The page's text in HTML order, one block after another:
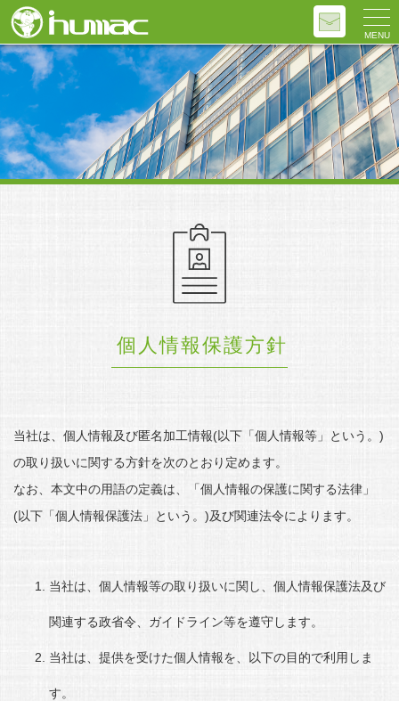
個人情報保護方針
当社は、個人情報及び匿名加工情報(以下「個人情報等」という。)
の取り扱いに関する方針を次のとおり定めます。
なお、本文中の用語の定義は、「個人情報の保護に関する法律」
(以下「個人情報保護法」という。)及び関連法令によります。
当社は、個人情報等の取り扱いに関し、個人情報保護法及び
関連する政省令、ガイドライン等を遵守します。
当社は、提供を受けた個人情報を、以下の目的で利用しま
す。
MENU